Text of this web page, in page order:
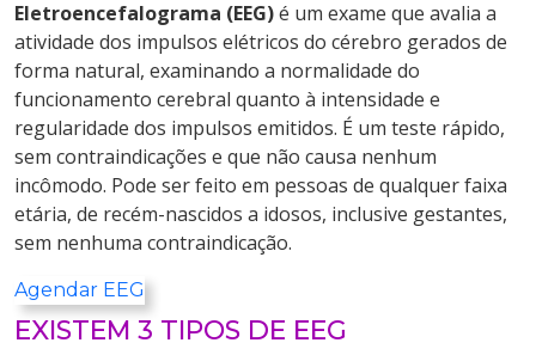
Eletroencefalograma (EEG)é um exame que avalia a
atividade dos impulsos elétricos do cérebro gerados de
forma natural, examinando a normalidade do
funcionamento cerebral quanto à intensidade e
regularidade dos impulsos emitidos. É um teste rápido,
sem contraindicações e que não causa nenhum
incômodo. Pode ser feito em pessoas de qualquer faixa
etária, de recém-nascidos a idosos, inclusive gestantes,
sem nenhuma contraindicação.
Agendar EEG
EXISTEM 3 TIPOS DE EEG